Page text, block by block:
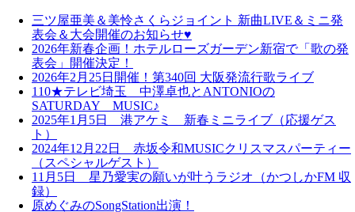
三ツ屋亜美＆美怜さくらジョイント 新曲LIVE＆ミニ発
表会＆大会開催のお知らせ♥
2026年新春企画！ホテルローズガーデン新宿で「歌の発
表会」開催決定！
2026年2月25日開催！第340回 大阪発流行歌ライブ
110★テレビ埼玉 中澤卓也とANTONIOの
SATURDAY MUSIC♪
2025年1月5日 港アケミ 新春ミニライブ（応援ゲス
ト）
2024年12月22日 赤坂令和MUSICクリスマスパーティー
（スペシャルゲスト）
11月5日 星乃愛実の願いが叶うラジオ（かつしかFM 収
録）
原めぐみのSongStation出演！